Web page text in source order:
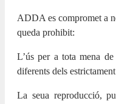
ADDA es compromet a
queda prohibit:
L’ús per a tota mena
diferents dels
La seua reproducció,